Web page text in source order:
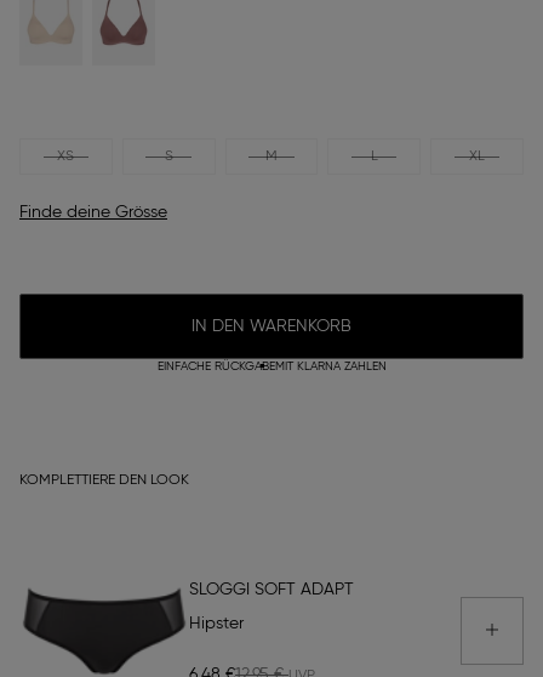
XS S M L XL
Finde deine Grösse
IN DEN WARENKORB
EINFACHE RÜCKGABEMIT KLARNA ZAHLEN
KOMPLETTIERE DEN LOOK
SLOGGI SOFT ADAPT
Hipster